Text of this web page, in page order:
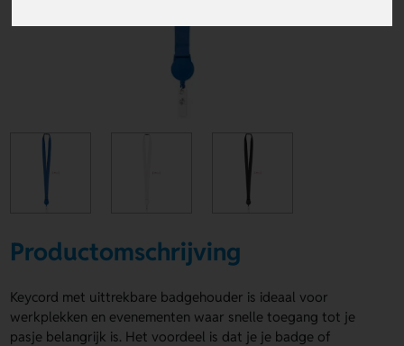
Productomschrijving
Keycord met uittrekbare badgehouder is ideaal voor
werkplekken en evenementen waar snelle toegang tot je
pasje belangrijk is. Het voordeel is dat je je badge of